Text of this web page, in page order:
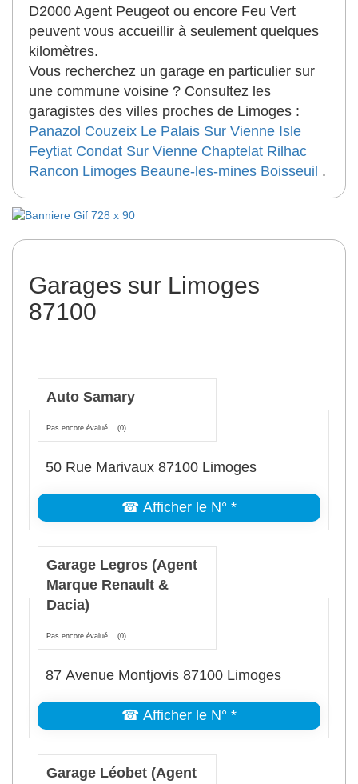
D2000 Agent Peugeot ou encore Feu Vert
peuvent vous accueillir à seulement quelques
kilomètres.
Vous recherchez un garage en particulier sur
une commune voisine ? Consultez les
garagistes des villes proches de Limoges :
Panazol Couzeix Le Palais Sur Vienne Isle
Feytiat Condat Sur Vienne Chaptelat Rilhac
Rancon Limoges Beaune-les-mines Boisseuil .
Garages sur Limoges
87100
Auto Samary
Pas encore évalué (0)
50 Rue Marivaux 87100 Limoges
☎ Afficher le N° *
Garage Legros (Agent
Marque Renault &
Dacia)
Pas encore évalué (0)
87 Avenue Montjovis 87100 Limoges
☎ Afficher le N° *
Garage Léobet (Agent